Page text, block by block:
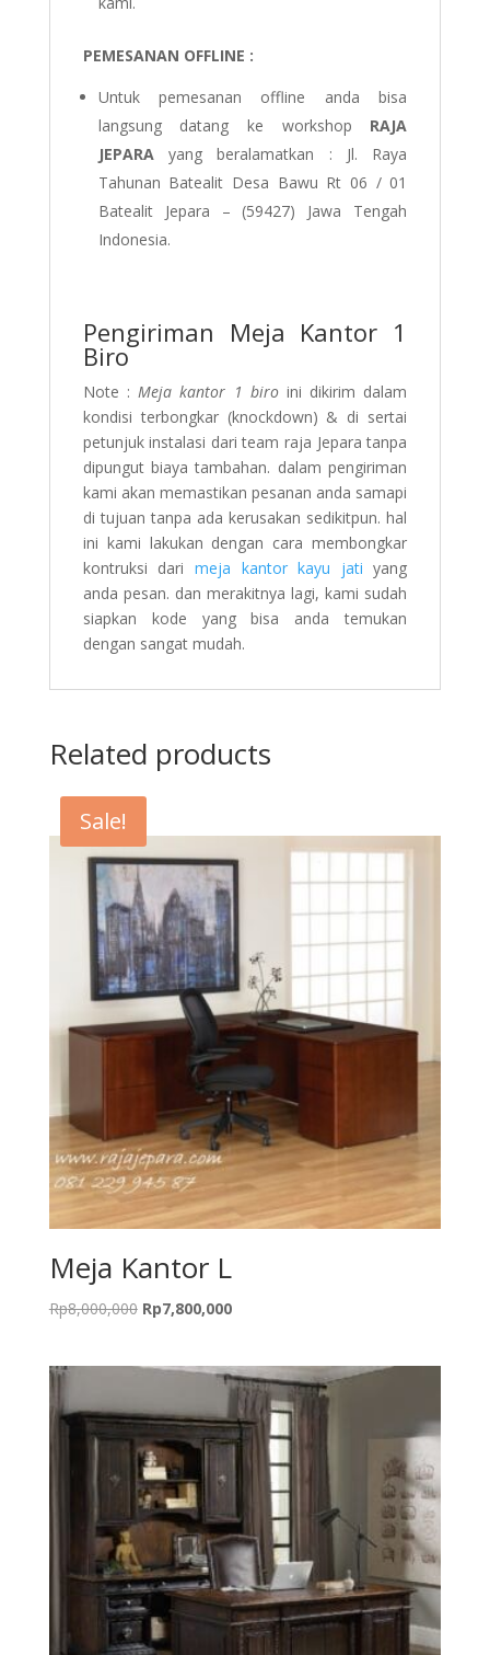
PEMESANAN OFFLINE :
Untuk pemesanan offline anda bisa
langsung datang ke workshop RAJA
JEPARAyang beralamatkan :
Jl. Raya
Tahunan Batealit Desa Bawu Rt 06 / 01
Batealit Jepara – (59427) Jawa Tengah
Indonesia.
Pengiriman Meja Kantor 1
Biro
Note :Meja kantor 1 biroini dikirim dalam
kondisi terbongkar (knockdown) & di sertai
petunjuk instalasi dari team raja Jepara tanpa
dipungut biaya tambahan. dalam pengiriman
kami akan memastikan pesanan anda samapi
di tujuan tanpa ada kerusakan sedikitpun. hal
ini kami lakukan dengan cara membongkar
kontruksi dari meja kantor kayu jati yang
anda pesan. dan merakitnya lagi, kami sudah
siapkan kode yang bisa anda temukan
dengan sangat mudah.
Related products
Sale!
Meja Kantor L
Rp8,000,000 Original
Rp8,000,000.
Rp7,800,000Current
Rp7,800,000.